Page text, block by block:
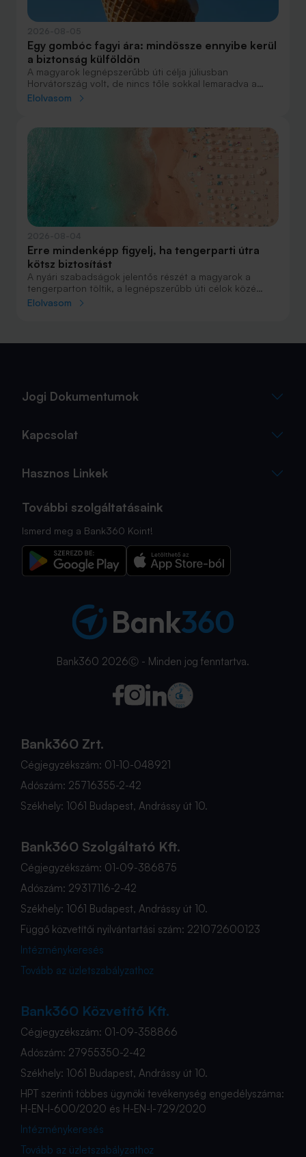
Egy gombóc fagyi ára: mindössze ennyibe kerül
a biztonság külföldön
A magyarok legnépszerűbb úti célja júliusban
Horvátország volt, de nincs tőle sokkal lemaradva a
júniust megnyerő Olaszország sem. A tengerparti
nyaralásnak, mint repülővel.
Elolvasom
Erre mindenképp figyelj, ha tengerparti útra
kötsz biztosítást
A nyári szabadságok jelentős részét a magyarok a
tengerparton töltik, a legnépszerűbb úti célok közé
Horvátország, Olaszország és Görögország tartozik. A
sokszor az utolsó pillanatra marad.
Elolvasom
Jogi Dokumentumok
Kapcsolat
Hasznos Linkek
További szolgáltatásaink
Ismerd meg a Bank360 Koint!
Bank360 2026Ⓒ - Minden jog fenntartva.
Bank360 Zrt.
Cégjegyzékszám: 01-10-048921
Adószám: 25716355-2-42
Székhely: 1061 Budapest, Andrássy út 10.
Bank360 Szolgáltató Kft.
Cégjegyzékszám: 01-09-386875
Adószám: 29317116-2-42
Székhely: 1061 Budapest, Andrássy út 10.
Függő közvetítői nyilvántartási szám: 221072600123
Intézménykeresés
Tovább az üzletszabályzathoz
Bank360 Közvetítő Kft.
Cégjegyzékszám: 01-09-358866
Adószám: 27955350-2-42
Székhely: 1061 Budapest, Andrássy út 10.
HPT szerinti többes ügynöki tevékenység engedélyszáma:
H-EN-I-600/2020 és H-EN-I-729/2020
Intézménykeresés
Tovább az üzletszabályzathoz